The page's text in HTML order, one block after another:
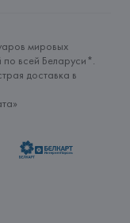
мировых
по всей Беларуси*.
доставка в
»